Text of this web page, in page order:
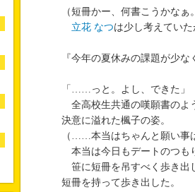
（短冊かー、何書こうかな
立花 なつは少し考えてい
『今年の夏休みの課題が少な
「……っと。よし、できた」
全高校生共通の嘆願書のよ
決意に溢れた楓子の姿。
（……本当はちゃんと願い事
本当は今日もデートのつも
笹に短冊を吊すべく歩き出
短冊を持って歩き出した。